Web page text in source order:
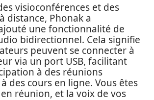
visioconférences et des
distance, Phonak a
une fonctionnalité de
bidirectionnel. Cela signifie
peuvent se connecter à
via un port USB, facilitant
à des réunions
des cours en ligne. Vous êtes
réunion, et la voix de vos